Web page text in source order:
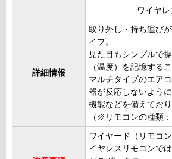
ワイヤ
詳細情報
取り外し・持ち運び
イプ。
見た目もシンプルで
（温度）を記憶する
マルチタイプのエア
器が反応しないよう
機能などを備えており
（※リモコンの種類
ワイヤード（リモコ
イヤレスリモコンで